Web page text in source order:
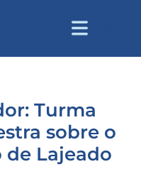
Turma
sobre o
Lajeado